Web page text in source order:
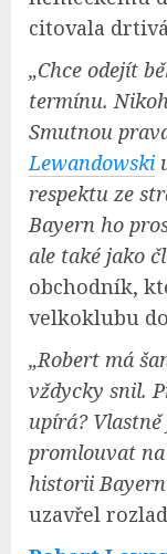
citovala
„Chce odejít
termínu.
Smutnou
Lewandowski
respektu ze
Bayern ho
ale také jako
obchodník,
velkoklubu
„Robert má
vždycky snil.
upírá?
promlouvat
historii
uzavřel